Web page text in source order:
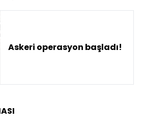
Askeri operasyon başladı!